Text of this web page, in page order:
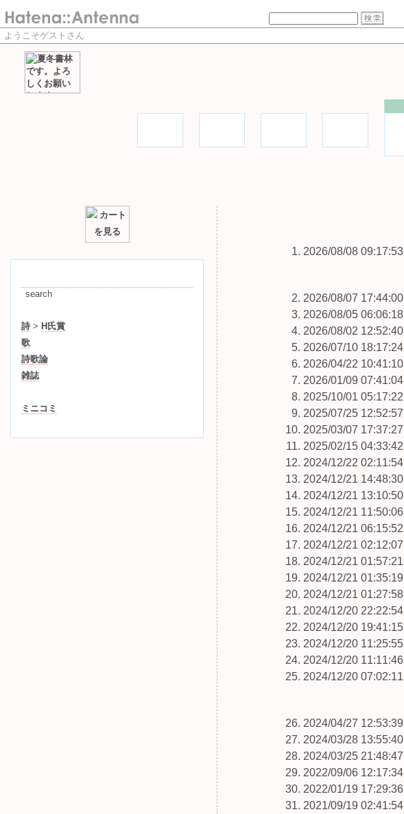
ようこそゲストさん
詩 > H氏賞
歌
詩歌論
雑誌
ミニコミ
2026/08/08 09:17:53
2026/08/07 17:44:00
2026/08/05 06:06:18
2026/08/02 12:52:40
2026/07/10 18:17:24
2026/04/22 10:41:10
2026/01/09 07:41:04
2025/10/01 05:17:22
2025/07/25 12:52:57
2025/03/07 17:37:27
2025/02/15 04:33:42
2024/12/22 02:11:54
2024/12/21 14:48:30
2024/12/21 13:10:50
2024/12/21 11:50:06
2024/12/21 06:15:52
2024/12/21 02:12:07
2024/12/21 01:57:21
2024/12/21 01:35:19
2024/12/21 01:27:58
2024/12/20 22:22:54
2024/12/20 19:41:15
2024/12/20 11:25:55
2024/12/20 11:11:46
2024/12/20 07:02:11
2024/04/27 12:53:39
2024/03/28 13:55:40
2024/03/25 21:48:47
2022/09/06 12:17:34
2022/01/19 17:29:36
2021/09/19 02:41:54